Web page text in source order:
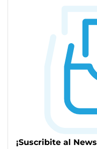
¡Suscribite al